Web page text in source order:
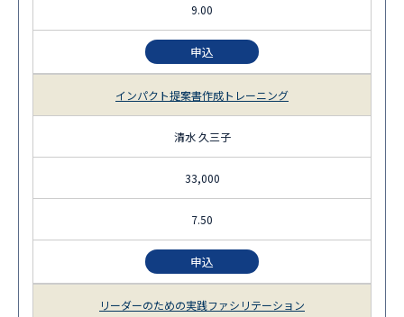
9.00
申込
インパクト提案書作成トレーニング
清水 久三子
33,000
7.50
申込
リーダーのための実践ファシリテーション